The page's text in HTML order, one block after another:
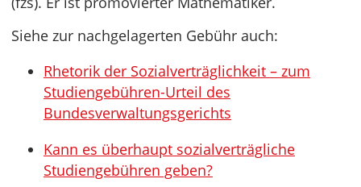
Siehe zur nachgelagerten Gebühr auch:
Rhetorik der Sozialverträglichkeit – zum
Studiengebühren-Urteil des
Bundesverwaltungsgerichts
Kann es überhaupt sozialverträgliche
Studiengebühren geben?